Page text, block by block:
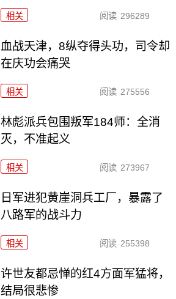
相关 阅读 296289
血战天津，8纵夺得头功，司令却
在庆功会痛哭
相关 阅读 275556
林彪派兵包围叛军184师：全消
灭，不准起义
相关 阅读 273967
日军进犯黄崖洞兵工厂，暴露了
八路军的战斗力
相关 阅读 255398
许世友都忌惮的红4方面军猛将，
结局很悲惨